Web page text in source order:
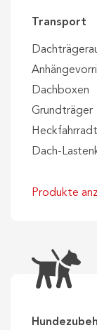
Transport
Dachboxen
Grundträger
Dach-
Produkte